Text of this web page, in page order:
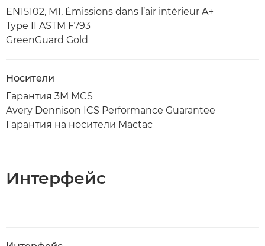
EN15102, M1, Émissions dans l’air intérieur A+
Type II ASTM F793
GreenGuard Gold
Носители
Гарантия 3M MCS
Avery Dennison ICS Performance Guarantee
Гарантия на носители Mactac
Интерфейс